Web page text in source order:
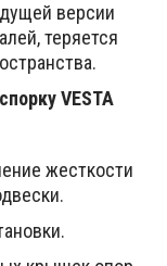
версии
теряется
VESTA
жесткости